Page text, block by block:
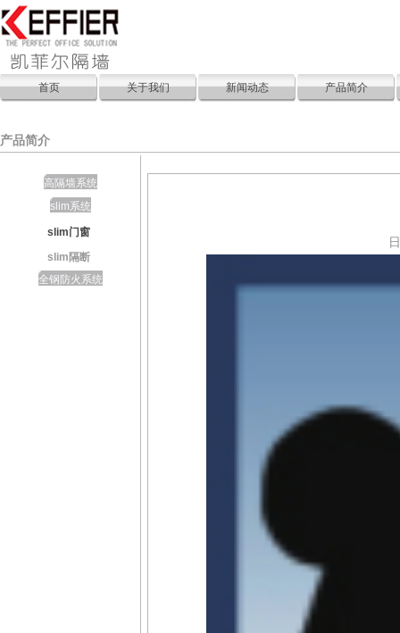
首页 关于我们 新闻动态 产品简介
产品简介
高隔墙系统
slim系统
slim门窗
slim隔断
全钢防火系统